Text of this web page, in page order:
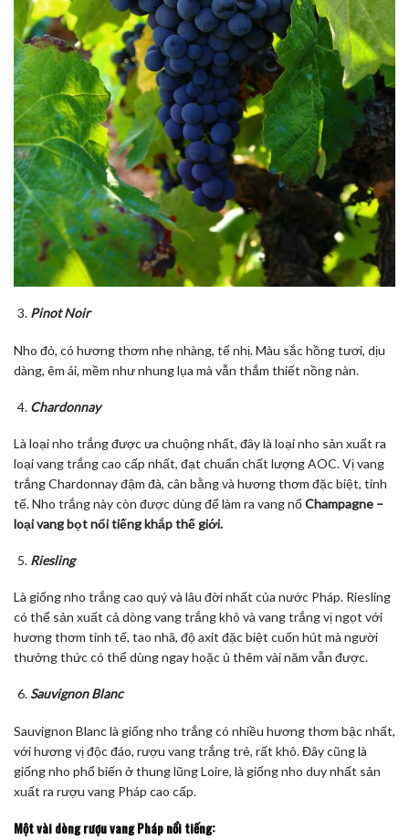
Pinot Noir
Nho đỏ, có hương thơm nhẹ nhàng, tế nhị. Màu sắc hồng tươi, dịu
dàng, êm ái, mềm như nhung lụa mà vẫn thắm thiết nồng nàn.
Chardonnay
Là loại nho trắng được ưa chuộng nhất, đây là loại nho sản xuất ra
loại vang trắng cao cấp nhất, đạt chuẩn chất lượng AOC. Vị vang
trắng Chardonnay đậm đà, cân bằng và hương thơm đặc biệt, tinh
tế. Nho trắng này còn được dùng để làm ra vang nổChampagne –
loại vang bọt nổi tiếng khắp thế giới.
Riesling
Là giống nho trắng cao quý và lâu đời nhất của nước Pháp. Riesling
có thể sản xuất cả dòng vang trắng khô và vang trắng vị ngọt với
hương thơm tinh tế, tao nhã, độ axit đặc biệt cuốn hút mà người
thưởng thức có thể dùng ngay hoặc ủ thêm vài năm vẫn được.
Sauvignon Blanc
Sauvignon Blanc là giống nho trắng có nhiều hương thơm bậc nhất,
với hương vị độc đáo, rượu vang trắng trẻ, rất khô. Đây cũng là
giống nho phổ biến ở thung lũng Loire, là giống nho duy nhất sản
xuất ra rượu vang Pháp cao cấp.
Một vài dòng rượu vang Pháp nổi tiếng: